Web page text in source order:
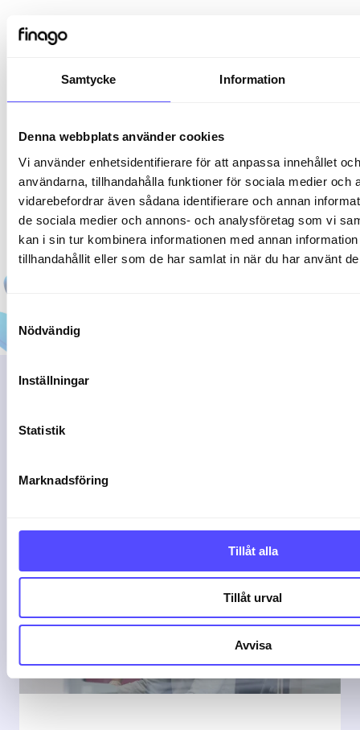
Samtycke Information
Denna webbplats använder cookies
Vi använder enhetsidentifierare för att anpassa innehållet
användarna, tillhandahålla funktioner för sociala medier och
vidarebefordrar även sådana identifierare och annan
de sociala medier och annons- och analysföretag som vi
kan i sin tur kombinera informationen med annan
tillhandahållit eller som de har samlat in när du har använt
Samtyckesval
Nödvändig
Inställningar
Statistik
Marknadsföring
Tillåt alla
Tillåt urval
Avvisa